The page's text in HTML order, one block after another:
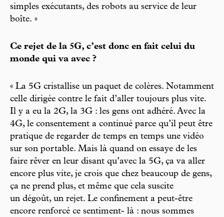
simples exécutants, des robots au service de leur
boîte. »
Ce rejet de la 5G, c’est donc en fait celui du
monde qui va avec ?
« La 5G cristallise un paquet de colères. Notamment
celle dirigée contre le fait d’aller toujours plus vite.
Il y a eu la 2G, la 3G : les gens ont adhéré. Avec la
4G, le consentement a continué parce qu’il peut être
pratique de regarder de temps en temps une vidéo
sur son portable. Mais là quand on essaye de les
faire rêver en leur disant qu’avec la 5G, ça va aller
encore plus vite, je crois que chez beaucoup de gens,
ça ne prend plus, et même que cela suscite
un dégoût, un rejet. Le confinement a peut-être
encore renforcé ce sentiment- là : nous sommes